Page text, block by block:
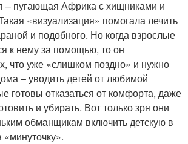
– пугающая Африка с хищниками и
«визуализация» помогала лечить
и подобного. Но когда взрослые
к нему за помощью, то он
что уже «слишком поздно» и нужно
– уводить детей от любимой
готовы отказаться от комфорта, даже
и убирать. Вот только зря они
обманщикам включить детскую в